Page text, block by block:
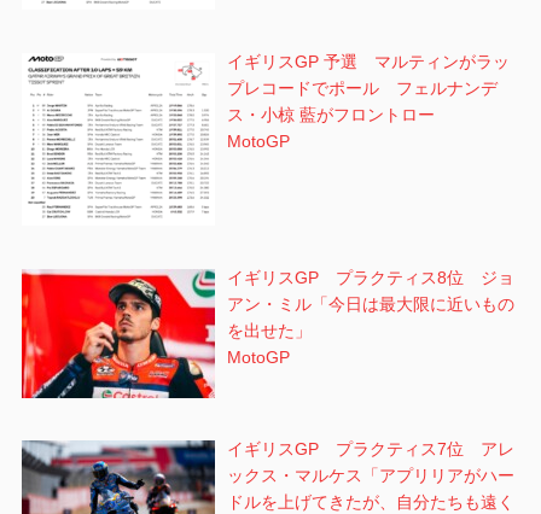
イギリスGP 予選 マルティンがラッ
プレコードでポール フェルナンデ
ス・小椋 藍がフロントロー
MotoGP
イギリスGP プラクティス8位 ジョ
アン・ミル「今日は最大限に近いもの
を出せた」
MotoGP
イギリスGP プラクティス7位 アレ
ックス・マルケス「アプリリアがハー
ドルを上げてきたが、自分たちも遠く